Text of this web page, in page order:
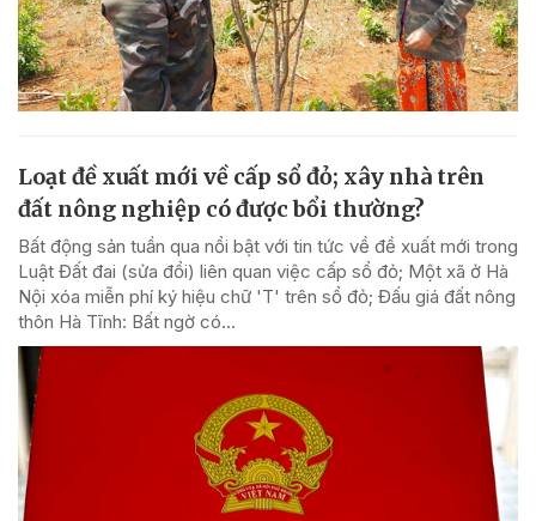
Loạt đề xuất mới về cấp sổ đỏ; xây nhà trên
đất nông nghiệp có được bổi thường?
Bất động sản tuần qua nổi bật với tin tức về đề xuất mới trong
Luật Đất đai (sửa đổi) liên quan việc cấp sổ đỏ; Một xã ở Hà
Nội xóa miễn phí ký hiệu chữ 'T' trên sổ đỏ; Đấu giá đất nông
thôn Hà Tĩnh: Bất ngờ có...